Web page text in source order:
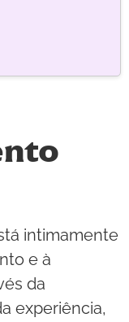
intimamente
e à
da
experiência,